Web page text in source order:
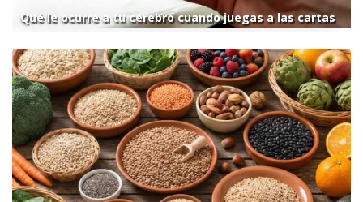
Qué le ocurre a tu cerebro cuando juegas a las cartas